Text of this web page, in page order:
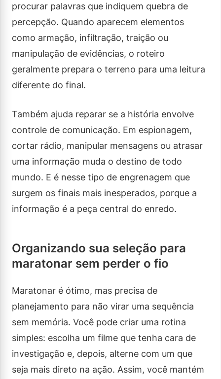
procurar palavras que indiquem quebra de
percepção. Quando aparecem elementos
como armação, infiltração, traição ou
manipulação de evidências, o roteiro
geralmente prepara o terreno para uma leitura
diferente do final.
Também ajuda reparar se a história envolve
controle de comunicação. Em espionagem,
cortar rádio, manipular mensagens ou atrasar
uma informação muda o destino de todo
mundo. E é nesse tipo de engrenagem que
surgem os finais mais inesperados, porque a
informação é a peça central do enredo.
Organizando sua seleção para
maratonar sem perder o fio
Maratonar é ótimo, mas precisa de
planejamento para não virar uma sequência
sem memória. Você pode criar uma rotina
simples: escolha um filme que tenha cara de
investigação e, depois, alterne com um que
seja mais direto na ação. Assim, você mantém